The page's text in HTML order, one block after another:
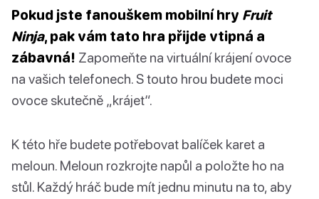
Pokud jste fanouškem mobilní hry Fruit
Ninja, pak vám tato hra přijde vtipná a
zábavná! Zapomeňte na virtuální krájení ovoce
na vašich telefonech. S touto hrou budete moci
ovoce skutečně „krájet“.
K této hře budete potřebovat balíček karet a
meloun. Meloun rozkrojte napůl a položte ho na
stůl. Každý hráč bude mít jednu minutu na to, aby